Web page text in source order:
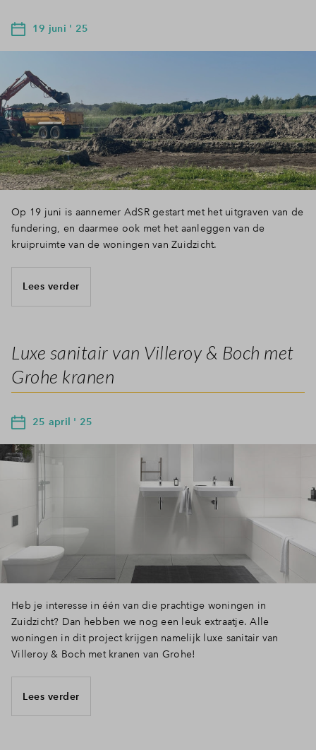
19 juni ' 25
Op 19 juni is aannemer AdSR gestart met het uitgraven van de
fundering, en daarmee ook met het aanleggen van de
kruipruimte van de woningen van Zuidzicht.
Lees verder
Luxe sanitair van Villeroy & Boch met
Grohe kranen
25 april ' 25
Heb je interesse in één van die prachtige woningen in
Zuidzicht? Dan hebben we nog een leuk extraatje. Alle
woningen in dit project krijgen namelijk luxe sanitair van
Villeroy & Boch met kranen van Grohe!
Lees verder